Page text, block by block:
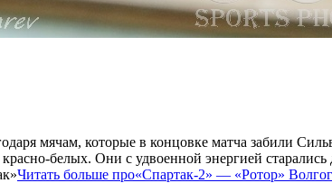
мячам, которые в концовке матча забили
белых. Они с удвоенной энергией старались
Читать больше про«Спартак-2» — «Ротор»